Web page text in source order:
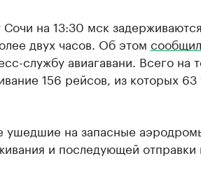
на 13:30 мск
двух часов. Об этом сообщил
службу авиагавани. Всего на
156 рейсов, из которых
ушедшие на запасные
и последующей отправки